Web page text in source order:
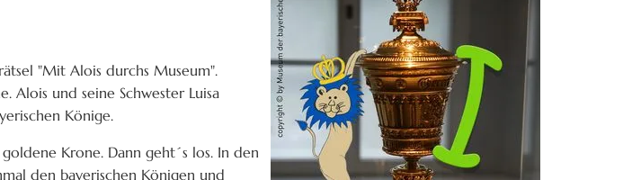
"Mit Alois durchs Museum".
Alois und seine Schwester Luisa
Könige.
Krone. Dann geht´s los. In den
den bayerischen Königen und